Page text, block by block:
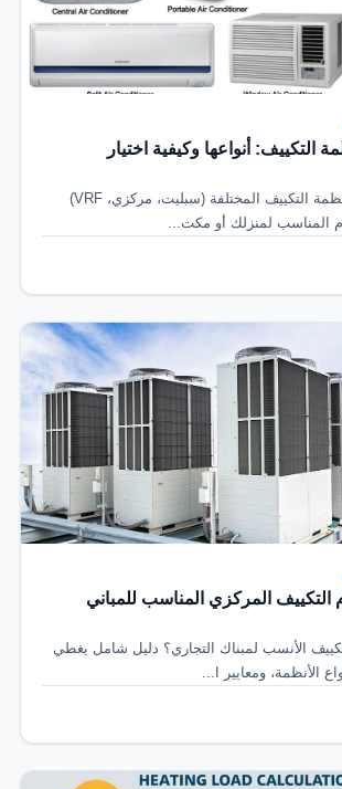
التكييف: أنواعها وكيفية اختيار
تعرف على أنواع أنظمة التكييف المختلفة (سبليت، مركزي، VRF)
المناسب لمنزلك أو مكت...
التكييف المركزي المناسب للمباني
الأنسب لمبناك التجاري؟ دليل شامل يغطي
الأنظمة، ومعايير ا...